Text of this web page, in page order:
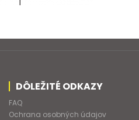
DÔLEŽITÉ ODKAZY
FAQ
Ochrana osobných údajov